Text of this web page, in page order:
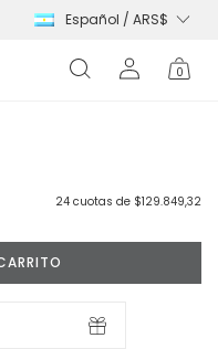
0
24 cuotas de $129.849,32